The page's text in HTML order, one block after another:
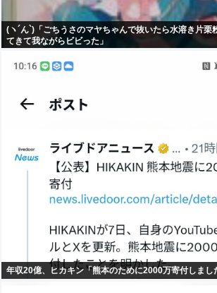
(ヽ´ん`)「ごちうさのマヤちゃんで抜いたら水溶き片栗
てきて我ながらビビった」
年収20億、ヒカキン「熊本のために2000万寄付しまし